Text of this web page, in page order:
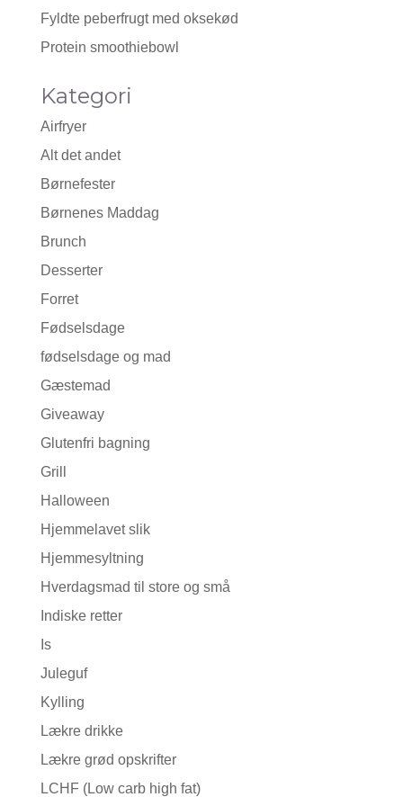
Fyldte peberfrugt med oksekød
Protein smoothiebowl
Kategori
Airfryer
Alt det andet
Børnefester
Børnenes Maddag
Brunch
Desserter
Forret
Fødselsdage
fødselsdage og mad
Gæstemad
Giveaway
Glutenfri bagning
Grill
Halloween
Hjemmelavet slik
Hjemmesyltning
Hverdagsmad til store og små
Indiske retter
Is
Juleguf
Kylling
Lækre drikke
Lækre grød opskrifter
LCHF (Low carb high fat)